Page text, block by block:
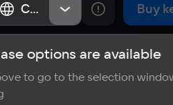
СНГ, Россия Buy
News Requirements
ratings
СНГ, Россия
options are available
to go to the selection